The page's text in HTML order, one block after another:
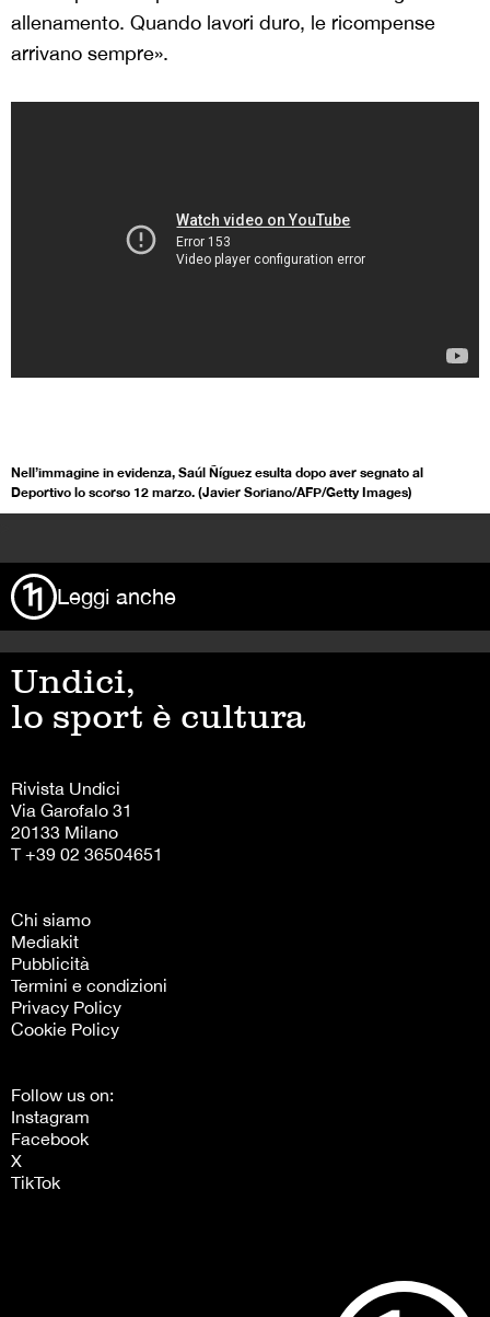
allenamento. Quando lavori duro, le ricompense
arrivano sempre».
Nell’immagine in evidenza, Saúl Ñíguez esulta dopo aver segnato al
Deportivo lo scorso 12 marzo. (Javier Soriano/AFP/Getty Images)
Leggi anche
Undici,
lo sport è cultura
Rivista Undici
Via Garofalo 31
20133 Milano
T +39 02 36504651
Chi siamo
Mediakit
Pubblicità
Termini e condizioni
Privacy Policy
Cookie Policy
Follow us on:
Instagram
Facebook
X
TikTok